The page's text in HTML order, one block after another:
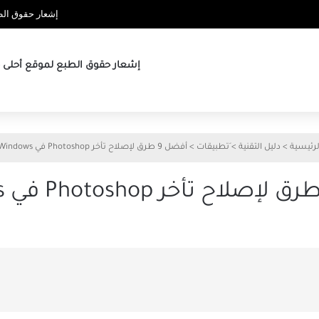
إشعار حقوق
إشعار حقوق الطبع لموقع أحلى
> دليل التقنية > َتطبيقات > أفضل 9 طرق لإصلاح تأخر Photoshop في Windows